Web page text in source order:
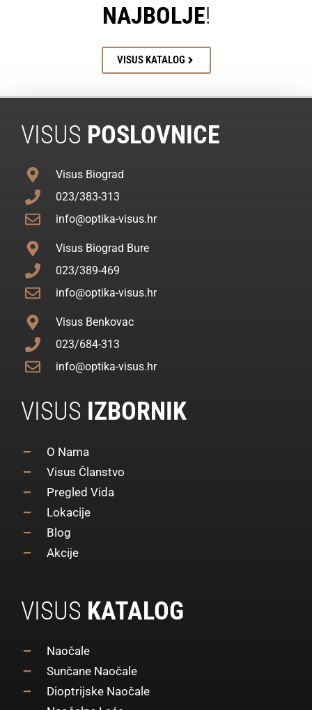
NAJBOLJE!
VISUS KATALOG
VISUS POSLOVNICE
Visus Biograd
023/383-313
info@optika-visus.hr
Visus Biograd Bure
023/389-469
info@optika-visus.hr
Visus Benkovac
023/684-313
info@optika-visus.hr
VISUS IZBORNIK
O Nama
Visus Članstvo
Pregled Vida
Lokacije
Blog
Akcije
VISUS KATALOG
Naočale
Sunčane Naočale
Dioptrijske Naočale